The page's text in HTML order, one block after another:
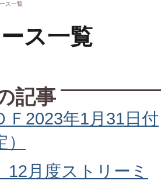
ス一覧
ス一覧
記事
Ｆ2023年1月31日付
12月度ストリーミ